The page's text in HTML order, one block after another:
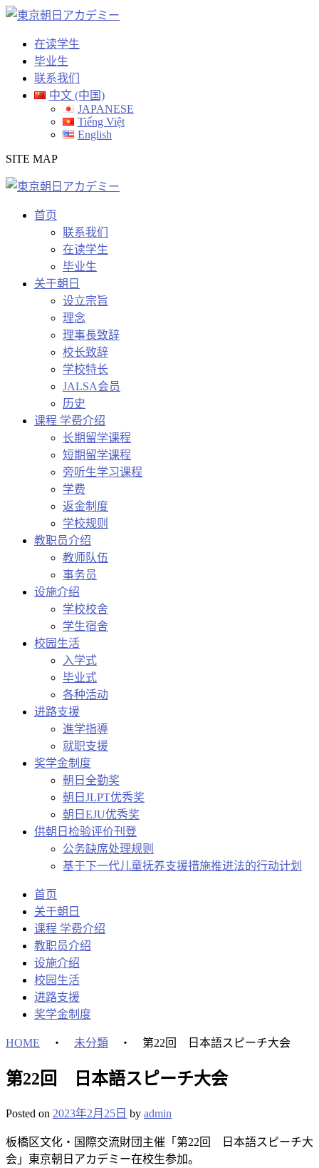
Skip
content
在读学生
毕业生
联系我们
中文 (中国)
JAPANESE
Tiếng Việt
English
SITE MAP
首页
联系我们
在读学生
毕业生
关于朝日
设立宗旨
理念
理事長致辞
校长致辞
学校特长
JALSA会员
历史
课程 学费介绍
长期留学课程
短期留学课程
旁听生学习课程
学费
返金制度
学校规则
教职员介绍
教师队伍
事务员
设施介绍
学校校舍
学生宿舍
校园生活
入学式
毕业式
各种活动
进路支援
進学指導
就职支援
奖学金制度
朝日全勤奖
朝日JLPT优秀奖
朝日EJU优秀奖
供朝日检验评价刊登
公务缺席处理规则
基于下一代儿童抚养支援措施推进法的行动计划
首页
关于朝日
课程 学费介绍
教职员介绍
设施介绍
校园生活
进路支援
奖学金制度
HOME ・ 未分類 ・ 第22回 日本語スピーチ大会
第22回 日本語スピーチ大会
Posted on 2023年2月25日 by admin
板橋区文化・国際交流財団主催「第22回 日本語スピーチ大
会」東京朝日アカデミー在校生参加。